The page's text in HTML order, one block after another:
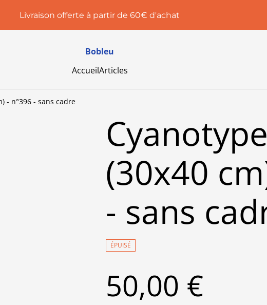
Livraison offerte à partir de 60€ d'achat
Bobleu
AccueilArticles
- n°396 - sans cadre
(30x40
- sans
ÉPUISÉ
50,00 €